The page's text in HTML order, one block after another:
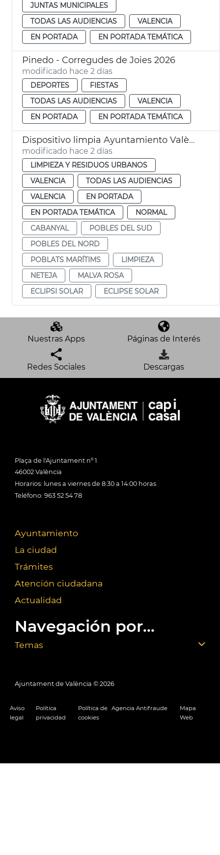
JUNTAS MUNICIPALES
TODAS LAS AUDIENCIAS
VALENCIA
EN PORTADA
EN PORTADA TEMÁTICA
Pinedo - Corregudes de Joies 2026
modificado hace 2 días
DEPORTES
FIESTAS
TODAS LAS AUDIENCIAS
VALENCIA
EN PORTADA
EN PORTADA TEMÁTICA
Dispositivo limpia Ayuntamiento València eclipse solar
modificado hace 2 días
LIMPIEZA Y RESIDUOS URBANOS
VALENCIA
TODAS LAS AUDIENCIAS
VALENCIA
EN PORTADA
EN PORTADA TEMÁTICA
NORMAL
CABANYAL
POBLES DEL SUD
POBLES DEL NORD
POBLATS MARÍTIMS
LIMPIEZA
NETEJA
MALVA ROSA
ECLIPSI SOLAR
ECLIPSE SOLAR
Nuestras Apps Páginas de Interés
Redes Sociales Descargas
Plaça de l'Ajuntament nº 1
46002 València
Horarios: lunes a viernes de 8:30 a 14:00 horas
Teléfono: 963 52 54 78
Ayuntamiento
La ciudad
Trámites
Atención ciudadana
Actualidad
Navegación por...
Temas
Ajuntament de València © 2026
Aviso
legal
Política
privacidad
Política de
cookies
Agencia Antifraude
Mapa
Web